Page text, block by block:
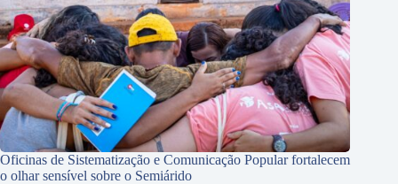
Oficinas de Sistematização e Comunicação Popular fortalecem
o olhar sensível sobre o Semiárido